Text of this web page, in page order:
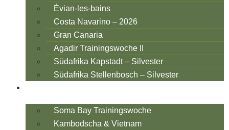
Évian-les-bains
Costa Navarino – 2026
Gran Canaria
Agadir Trainingswoche II
Südafrika Kapstadt – Silvester
Südafrika Stellenbosch – Silvester
Soma Bay Trainingswoche
Kambodscha & Vietnam